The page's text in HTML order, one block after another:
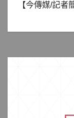
【今傳媒/記者